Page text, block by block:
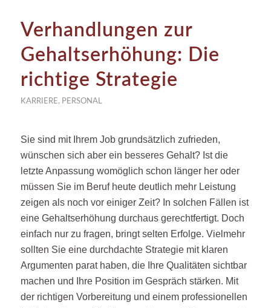
Verhandlungen zur
Gehaltserhöhung: Die
richtige Strategie
KARRIERE , PERSONAL
Sie sind mit Ihrem Job grundsätzlich zufrieden,
wünschen sich aber ein besseres Gehalt? Ist die
letzte Anpassung womöglich schon länger her oder
müssen Sie im Beruf heute deutlich mehr Leistung
zeigen als noch vor einiger Zeit? In solchen Fällen ist
eine Gehaltserhöhung durchaus gerechtfertigt. Doch
einfach nur zu fragen, bringt selten Erfolge. Vielmehr
sollten Sie eine durchdachte Strategie mit klaren
Argumenten parat haben, die Ihre Qualitäten sichtbar
machen und Ihre Position im Gespräch stärken. Mit
der richtigen Vorbereitung und einem professionellen